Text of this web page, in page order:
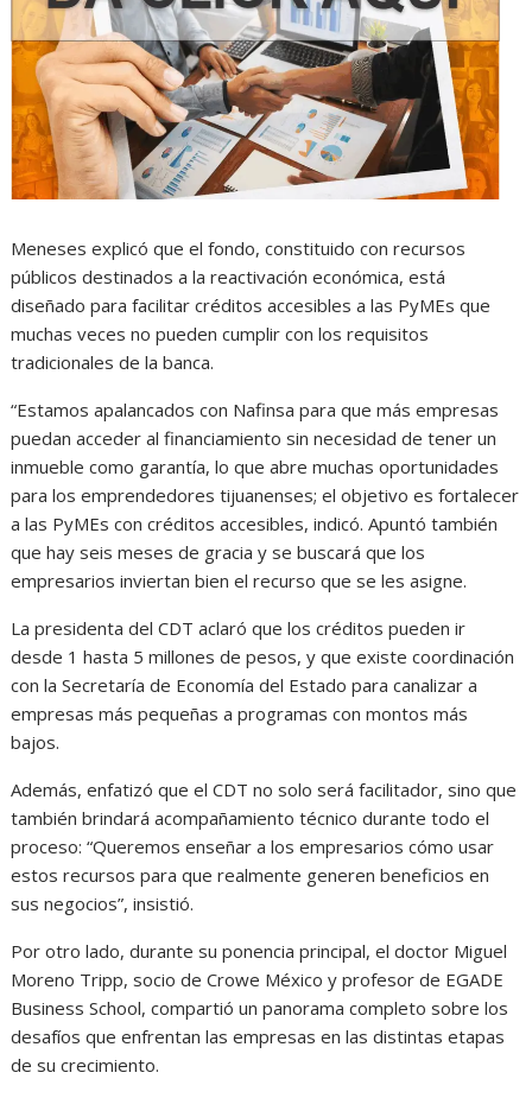
Meneses explicó que el fondo, constituido con recursos
públicos destinados a la reactivación económica, está
diseñado para facilitar créditos accesibles a las PyMEs que
muchas veces no pueden cumplir con los requisitos
tradicionales de la banca.
“Estamos apalancados con Nafinsa para que más empresas
puedan acceder al financiamiento sin necesidad de tener un
inmueble como garantía, lo que abre muchas oportunidades
para los emprendedores tijuanenses; el objetivo es fortalecer
a las PyMEs con créditos accesibles, indicó. Apuntó también
que hay seis meses de gracia y se buscará que los
empresarios inviertan bien el recurso que se les asigne.
La presidenta del CDT aclaró que los créditos pueden ir
desde 1 hasta 5 millones de pesos, y que existe coordinación
con la Secretaría de Economía del Estado para canalizar a
empresas más pequeñas a programas con montos más
bajos.
Además, enfatizó que el CDT no solo será facilitador, sino que
también brindará acompañamiento técnico durante todo el
proceso: “Queremos enseñar a los empresarios cómo usar
estos recursos para que realmente generen beneficios en
sus negocios”, insistió.
Por otro lado, durante su ponencia principal, el doctor Miguel
Moreno Tripp, socio de Crowe México y profesor de EGADE
Business School, compartió un panorama completo sobre los
desafíos que enfrentan las empresas en las distintas etapas
de su crecimiento.